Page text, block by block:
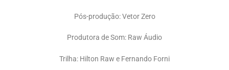
Pós-produção: Vetor Zero
Produtora de Som: Raw Áudio
Trilha: Hilton Raw e Fernando Forni